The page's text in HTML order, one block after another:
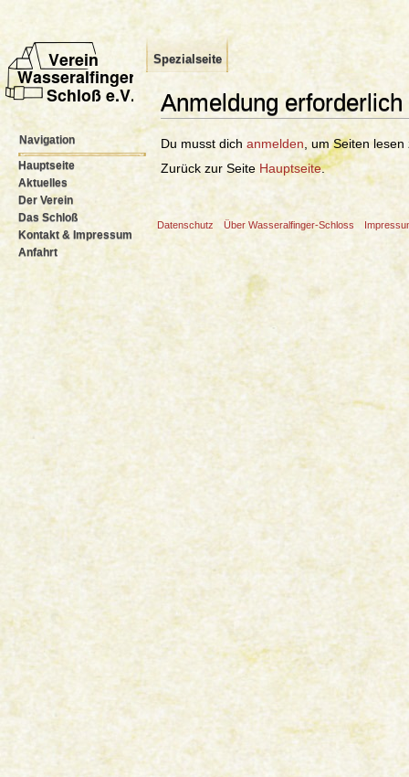
Anmeldung erforderlich
Wechseln zu: Navigation
Suche
Du musst dich anmelden , um Seiten
Zurück zur Seite Hauptseite.
Spezialseite
Navigation
Hauptseite
Aktuelles
Der Verein
Das Schloß
Kontakt & Impressum
Anfahrt
Datenschutz Über Wasseralfinger-Schloss